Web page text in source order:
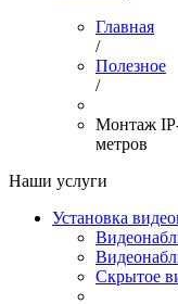
Главная
/
Полезное
/
Монтаж
метров
Наши услуги
Установка
Скрытое